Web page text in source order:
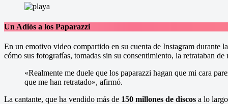
Un Adiós a los Paparazzi
En un emotivo video compartido en su cuenta de Instagram durante
cómo sus fotografías, tomadas sin su consentimiento, la retrataban de
«Realmente me duele que los paparazzi hagan que mi cara
que me han retratado», afirmó.
La cantante, que ha vendido más de 150 millones de discos a lo